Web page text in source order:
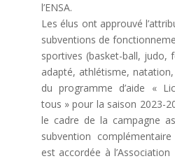
l’ENSA.
Les élus ont approuvé
subventions de
sportives (basket-ball, judo,
adapté, athlétisme,
du programme d’aide «
tous » pour la saison 2023-
le cadre de la campagne
subvention
est accordée à